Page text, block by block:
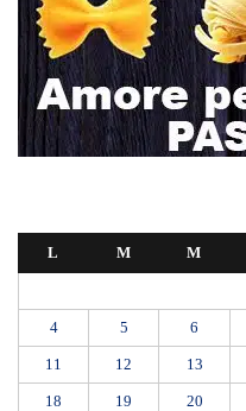
L M M
4 5 6
11 12 13
18 19 20